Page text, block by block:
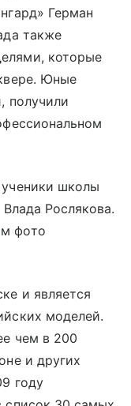
Герман
также
которые
Юные
получили
школы
Рослякова.
фото
и является
моделей.
чем в 200
и других
году